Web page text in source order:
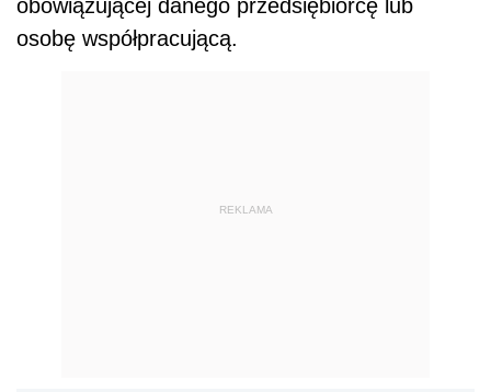
obowiązującej danego przedsiębiorcę lub
osobę współpracującą.
REKLAMA